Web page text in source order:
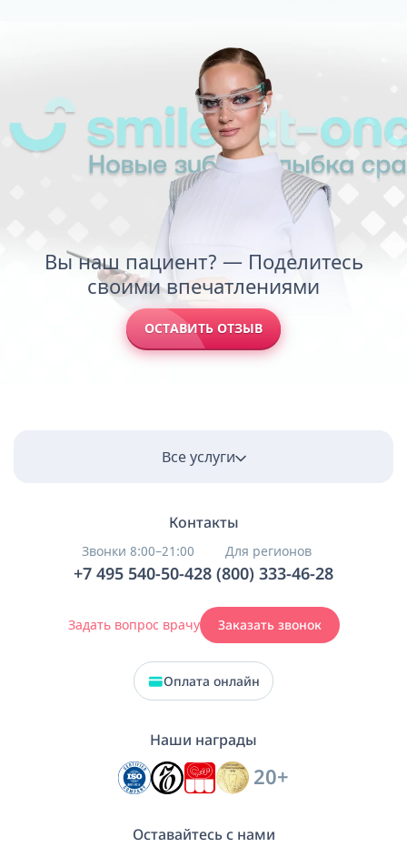
Вы наш пациент? — Поделитесь
своими впечатлениями
ОСТАВИТЬ ОТЗЫВ
Все услуги
Контакты
Звонки 8:00–21:00
+7 495 540-50-42
Для регионов
8 (800) 333-46-28
Задать вопрос врачу Заказать звонок
Оплата онлайн
Наши награды
20+
Оставайтесь с нами